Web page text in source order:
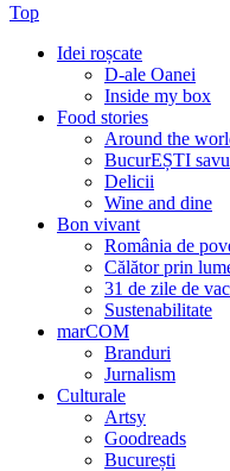
Top
Idei roșcate
D-ale Oanei
Inside my box
Food stories
Around the
BucurEȘTI
Delicii
Wine and dine
Bon vivant
România de
Călător prin
31 de zile de
Sustenabilitate
marCOM
Branduri
Jurnalism
Culturale
Artsy
Goodreads
București